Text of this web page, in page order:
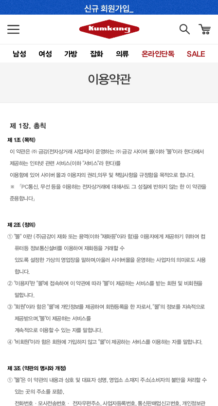
남성 여성 가방 잡화 의류 온라인단독 SALE
이용약관
제 1장. 총칙
제 1조 (목적)
이 약관은 ㈜ 금강(전자상거래 사업자)이 운영하는 ㈜ 금강 사이버 몰(이하 "몰"이라 한다)에서
제공하는 인터넷 관련 서비스(이하 "서비스"라 한다)를
이용함에 있어 사이버 몰과 이용자의 권리,의무 및 책임사항을 규정함을 목적으로 합니다.
※ 「PC통신, 무선 등을 이용하는 전자상거래에 대해서도 그 성질에 반하지 않는 한 이 약관을
준용합니다」
제 2조 (정의)
① "몰" 이란 (주)금강이 재화 또는 용역(이하 "재화등"이라 함)을 이용자에게 제공하기 위하여 컴
퓨터등 정보통신설비를 이용하여 재화등을 거래할 수
있도록 설정한 가상의 영업장을 말하며,아울러 사이버몰을 운영하는 사업자의 의미로도 사용
합니다.
② "이용자"란 "몰"에 접속하여 이 약관에 따라 "몰"이 제공하는 서비스를 받는 회원 및 비회원을
말합니다.
③ "회원"이라 함은 "몰"에 개인정보를 제공하여 회원등록을 한 자로서, "몰"의 정보를 지속적으로
제공받으며,"몰"이 제공하는 서비스를
계속적으로 이용할 수 있는 자를 말합니다.
④ "비회원"이라 함은 회원에 가입하지 않고 "몰"이 제공하는 서비스를 이용하는 자를 말합니다.
제 3조 (약관의 명시와 개정)
① "몰"은 이 약관의 내용과 상호 및 대표자 성명, 영업소 소재지 주소(소비자의 불만을 처리할 수
있는 곳의 주소를 포함),
전화번호·모사전송번호· 전자우편주소, 사업자등록번호, 통신판매업신고번호, 개인정보관